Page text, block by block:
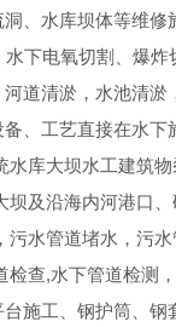
、水库坝体等维
下电氧切割、爆
道清淤，水池清
、工艺直接在水
库大坝水工建筑
及沿海内河港口
水管道堵水，污
查,水下管道检测
施工、钢护筒、